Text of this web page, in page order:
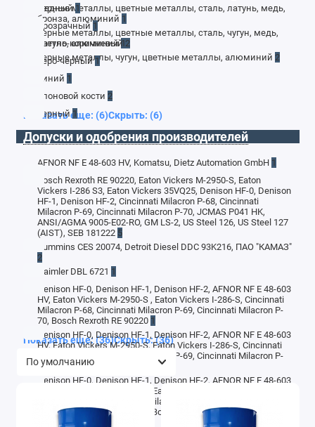
черные металлы, цветные металлы, сталь, латунь, медь,
бронза, алюминий 1
черные металлы, цветные металлы, сталь, чугун, медь,
латунь, алюминий1
черные металлы, чугун, цветные металлы, алюминий 2
медный1
прозрачный 1
светло-коричневый2
серо-черный1
синий 1
слоновой кости 2
черный1
Показать еще: (6)Скрыть: (6)
Допуски и одобрения производителей
AFNOR NF E 48-603 HV, Komatsu, Dietz Automation GmbH 1
Bosch Rexroth RE 90220, Eaton Vickers M-2950-S, Eaton
Vickers I-286 S3, Eaton Vickers 35VQ25, Denison HF-0, Denison
HF-1, Denison HF-2, Cincinnati Milacron P-68, Cincinnati
Milacron P-69, Cincinnati Milacron P-70, JCMAS P041 HK,
ANSI/AGMA 9005-E02-RO, GM LS-2, US Steel 126, US Steel 127
(AIST), SEB 181222 5
Cummins CES 20074, Detroit Diesel DDC 93K216, ПАО "КАМАЗ"
2
Daimler DBL 6721 1
Denison HF-0, Denison HF-1, Denison HF-2, AFNOR NF E 48-603
HV, Eaton Vickers M-2950-S , Eaton Vickers I-286-S, Cincinnati
Milacron P-68, Cincinnati Milacron P-69, Cincinnati Milacron P-
70, Bosch Rexroth RE 90220 1
Denison HF-0, Denison HF-1, Denison HF-2, AFNOR NF E 48-603
HV, Eaton Vickers M-2950-S, Eaton Vickers I-286-S, Cincinnati
Milacron P-68, Cincinnati Milacron P-69, Cincinnati Milacron P-
70, Bosch Rexroth RE 90220
Denison HF-0, Denison HF-1, Denison HF-2, AFNOR NF E 48-603
HV, Eaton Vickers M-2950-S, Eaton Vickers I-286-S, Eaton
Vickers 35VQ25, Cincinnati Milacron P-68, Cincinnati Milacron P-
69, Cincinnati Milacron P-70, Bosch Rexroth RE 90220, Bosch
Rexroth RDE 90245
Показать еще: (36)Скрыть: (36)